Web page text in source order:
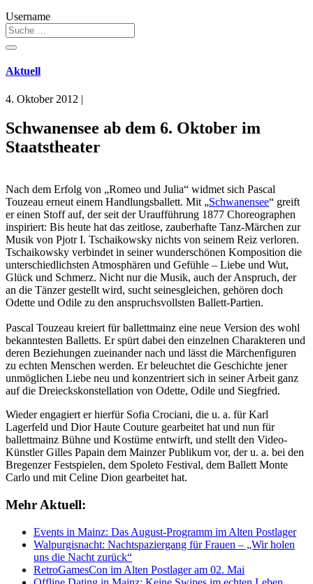
Username
Aktuell
4. Oktober 2012 |
Schwanensee ab dem 6. Oktober im
Staatstheater
Nach dem Erfolg von „Romeo und Julia“ widmet sich Pascal
Touzeau erneut einem Handlungsballett. Mit „Schwanensee“ greift
er einen Stoff auf, der seit der Uraufführung 1877 Choreographen
inspiriert: Bis heute hat das zeitlose, zauberhafte Tanz-Märchen zur
Musik von Pjotr I. Tschaikowsky nichts von seinem Reiz verloren.
Tschaikowsky verbindet in seiner wunderschönen Komposition die
unterschiedlichsten Atmosphären und Gefühle – Liebe und Wut,
Glück und Schmerz. Nicht nur die Musik, auch der Anspruch, der
an die Tänzer gestellt wird, sucht seinesgleichen, gehören doch
Odette und Odile zu den anspruchsvollsten Ballett-Partien.
Pascal Touzeau kreiert für ballettmainz eine neue Version des wohl
bekanntesten Balletts. Er spürt dabei den einzelnen Charakteren und
deren Beziehungen zueinander nach und lässt die Märchenfiguren
zu echten Menschen werden. Er beleuchtet die Geschichte jener
unmöglichen Liebe neu und konzentriert sich in seiner Arbeit ganz
auf die Dreieckskonstellation von Odette, Odile und Siegfried.
Wieder engagiert er hierfür Sofia Crociani, die u. a. für Karl
Lagerfeld und Dior Haute Couture gearbeitet hat und nun für
ballettmainz Bühne und Kostüme entwirft, und stellt den Video-
Künstler Gilles Papain dem Mainzer Publikum vor, der u. a. bei den
Bregenzer Festspielen, dem Spoleto Festival, dem Ballett Monte
Carlo und mit Celine Dion gearbeitet hat.
Mehr Aktuell:
Events in Mainz: Das August-Programm im Alten Postlager
Walpurgisnacht: Nachtspaziergang für Frauen – „Wir holen
uns die Nacht zurück“
RetroGamesCon im Alten Postlager am 02. Mai